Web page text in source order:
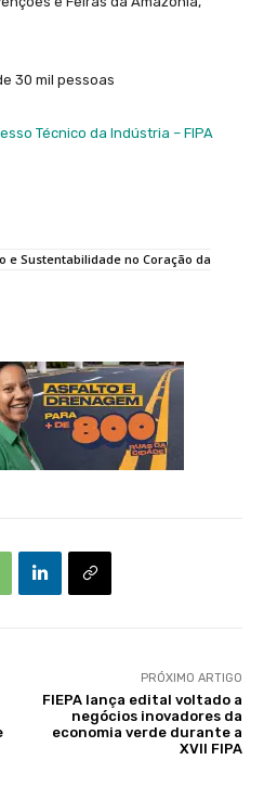
30 mil pessoas
Técnico da Indústria – FIPA
e Sustentabilidade no Coração da
PRÓXIMO ARTIGO
FIEPA lança edital voltado a
negócios inovadores da
economia verde durante a
XVII FIPA